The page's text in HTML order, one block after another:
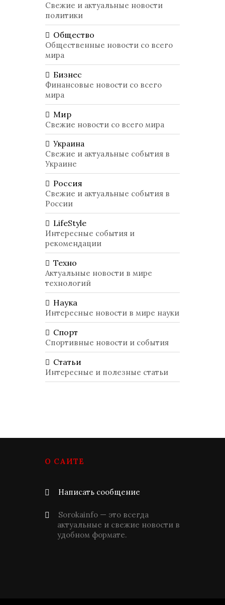
Свежие и актуальные новости
политики
Общество
Общественные новости со всего
мира
Бизнес
Финансовые новости со всего
мира
Мир
Свежие новости со всего мира
Украина
Свежие и актуальные события в
Украине
Россия
Свежие и актуальные события в
России
LifeStyle
Интересные события и
рекомендации
Техно
Актуальные новости в мире
технологий
Наука
Интересные новости в мире науки
Спорт
Спортивные новости и события
Статьи
Интересные и полезные статьи
О САЙТЕ
Написать сообщение
Sorokainfo — это всегда
актуальные и свежие новости в
удобном формате.